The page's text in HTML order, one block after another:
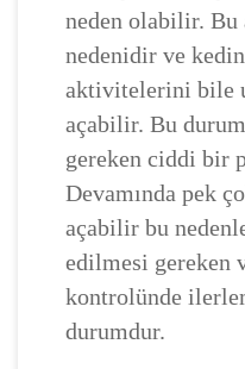
neden olabilir. Bu
nedenidir ve
aktivitelerini bile
açabilir. Bu
gereken ciddi bir
Devamında pek
açabilir bu
edilmesi gereken
kontrolünde
durumdur.